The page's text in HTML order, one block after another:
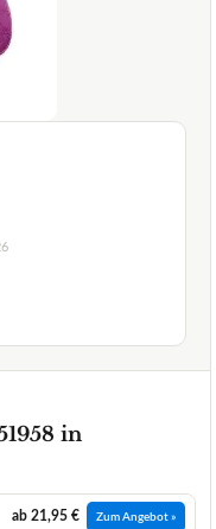
in
ab 21,95 € Zum Angebot »